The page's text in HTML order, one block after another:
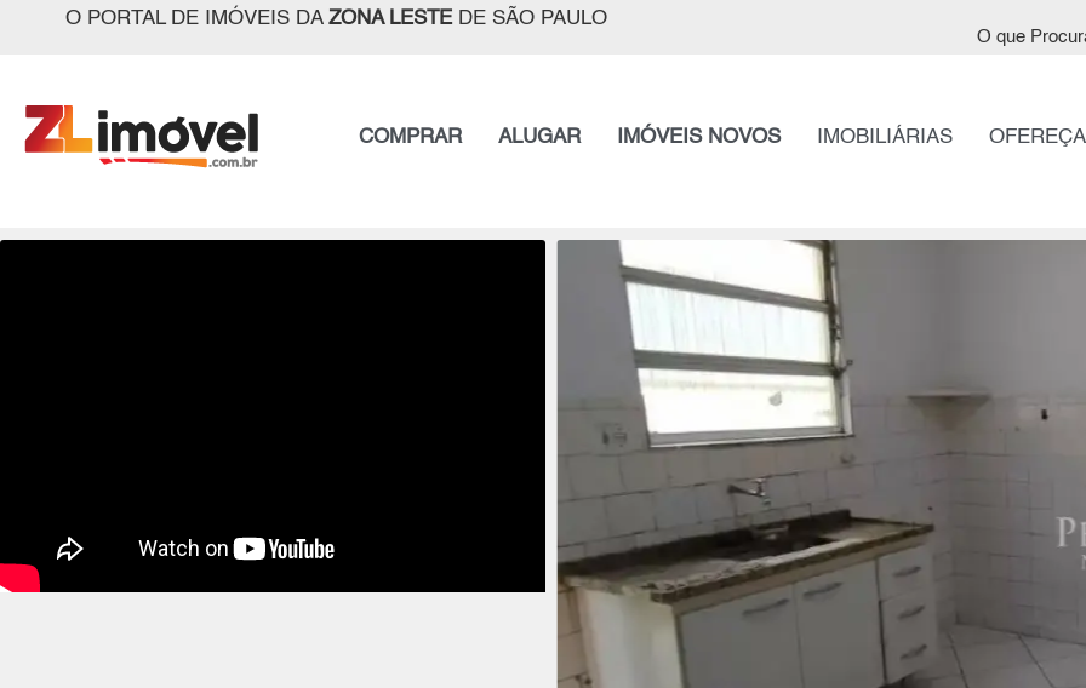
O PORTAL DE IMÓVEIS DA ZONA LESTEDE SÃO PAULO
O que
COMPRAR ALUGAR IMÓVEIS NOVOS IMOBILIÁRIAS